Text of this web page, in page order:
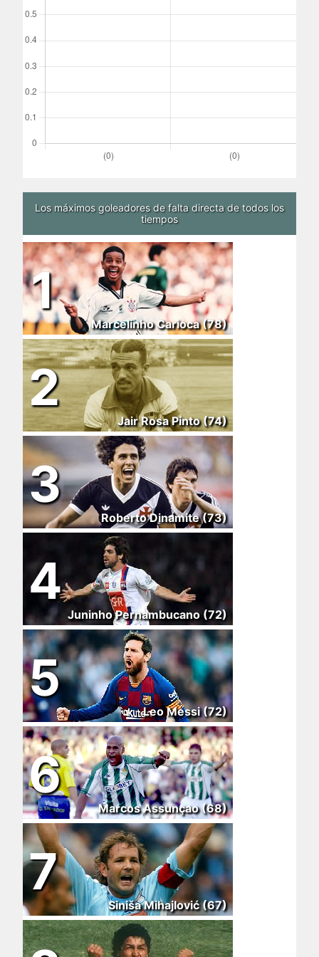
Los máximos goleadores de falta directa de todos los
tiempos
1
Marcelinho Carioca (78)
2
Jair Rosa Pinto (74)
3
Roberto Dinamite (73)
4
Juninho Pernambucano (72)
5
Leo Messi (72)
6
Marcos Assunçao (68)
7
Siniša Mihajlović (67)